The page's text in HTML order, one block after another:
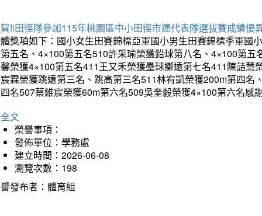
‼️田徑隊參加115年桃園區中小田徑市運代表隊選拔賽成績優
獎項如下：國小女生田賽錦標亞軍國小男生田賽錦標季軍國
五名、4×100第五名510許采瑜榮獲鉛球第八名、4×100第
榮獲4×100第五名411王又禾榮獲壘球擲遠第七名411陳詰
霖榮獲跳遠第三名、跳高第三名511林宥凱榮獲200m第四
名507蔡維宸榮獲60m第六名509吳奎毅榮獲4×100第六名
文
榮譽事項：
發佈單位：學務處
建立時間：2026-06-08
瀏覽次數：198
發布者：體育組